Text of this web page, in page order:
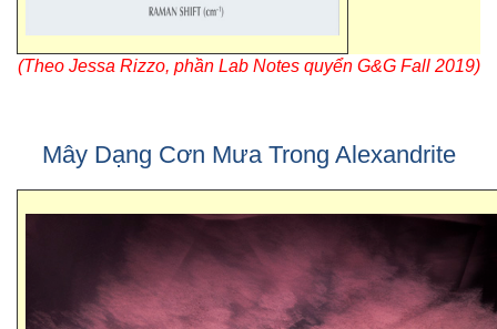
(Theo Jessa Rizzo, phần Lab Notes quyển G&G Fall 2019)
Mây Dạng Cơn Mưa Trong Alexandrite